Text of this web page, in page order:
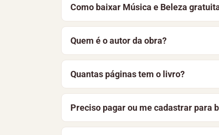
Como baixar Música e Beleza
Para baixar Música e Beleza, de
também pode optar por ler o material
Quem é o autor da obra?
Música e Beleza é de autoria de
Quantas páginas tem o livro?
Música e Beleza tem 16 páginas, foi
página, você encontra a sinopse e as
Preciso pagar ou me cadastrar para
Não. O livro está disponível